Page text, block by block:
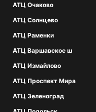
АТЦ Очаково
АТЦ Солнцево
АТЦ Раменки
АТЦ Варшавское ш
АТЦ Измайлово
АТЦ Проспект Мира
АТЦ Зеленоград